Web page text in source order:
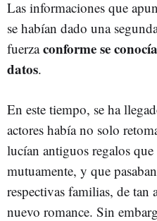
Las informaciones que
se habían dado una
fuerzaconforme se
datos.
En este tiempo, se ha
actores había no solo
lucían antiguos regalos que
mutuamente, y que
respectivas familias, de tan
nuevo romance. Sin